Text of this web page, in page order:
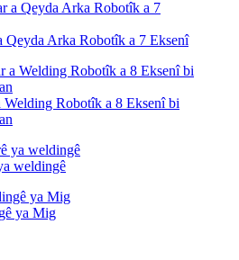
Qeyda Arka Robotîk a 7 Eksenî
Welding Robotîk a 8 Eksenî bi
weldingê
ya Mig